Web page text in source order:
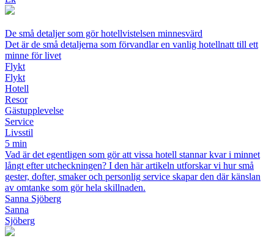
De små detaljer som gör hotellvistelsen minnesvärd
Det är de små detaljerna som förvandlar en vanlig hotellnatt till ett
minne för livet
Flykt
Flykt
Hotell
Resor
Gästupplevelse
Service
Livsstil
5 min
Vad är det egentligen som gör att vissa hotell stannar kvar i minnet
långt efter utcheckningen? I den här artikeln utforskar vi hur små
gester, dofter, smaker och personlig service skapar den där känslan
av omtanke som gör hela skillnaden.
Sanna Sjöberg
Sanna
Sjöberg